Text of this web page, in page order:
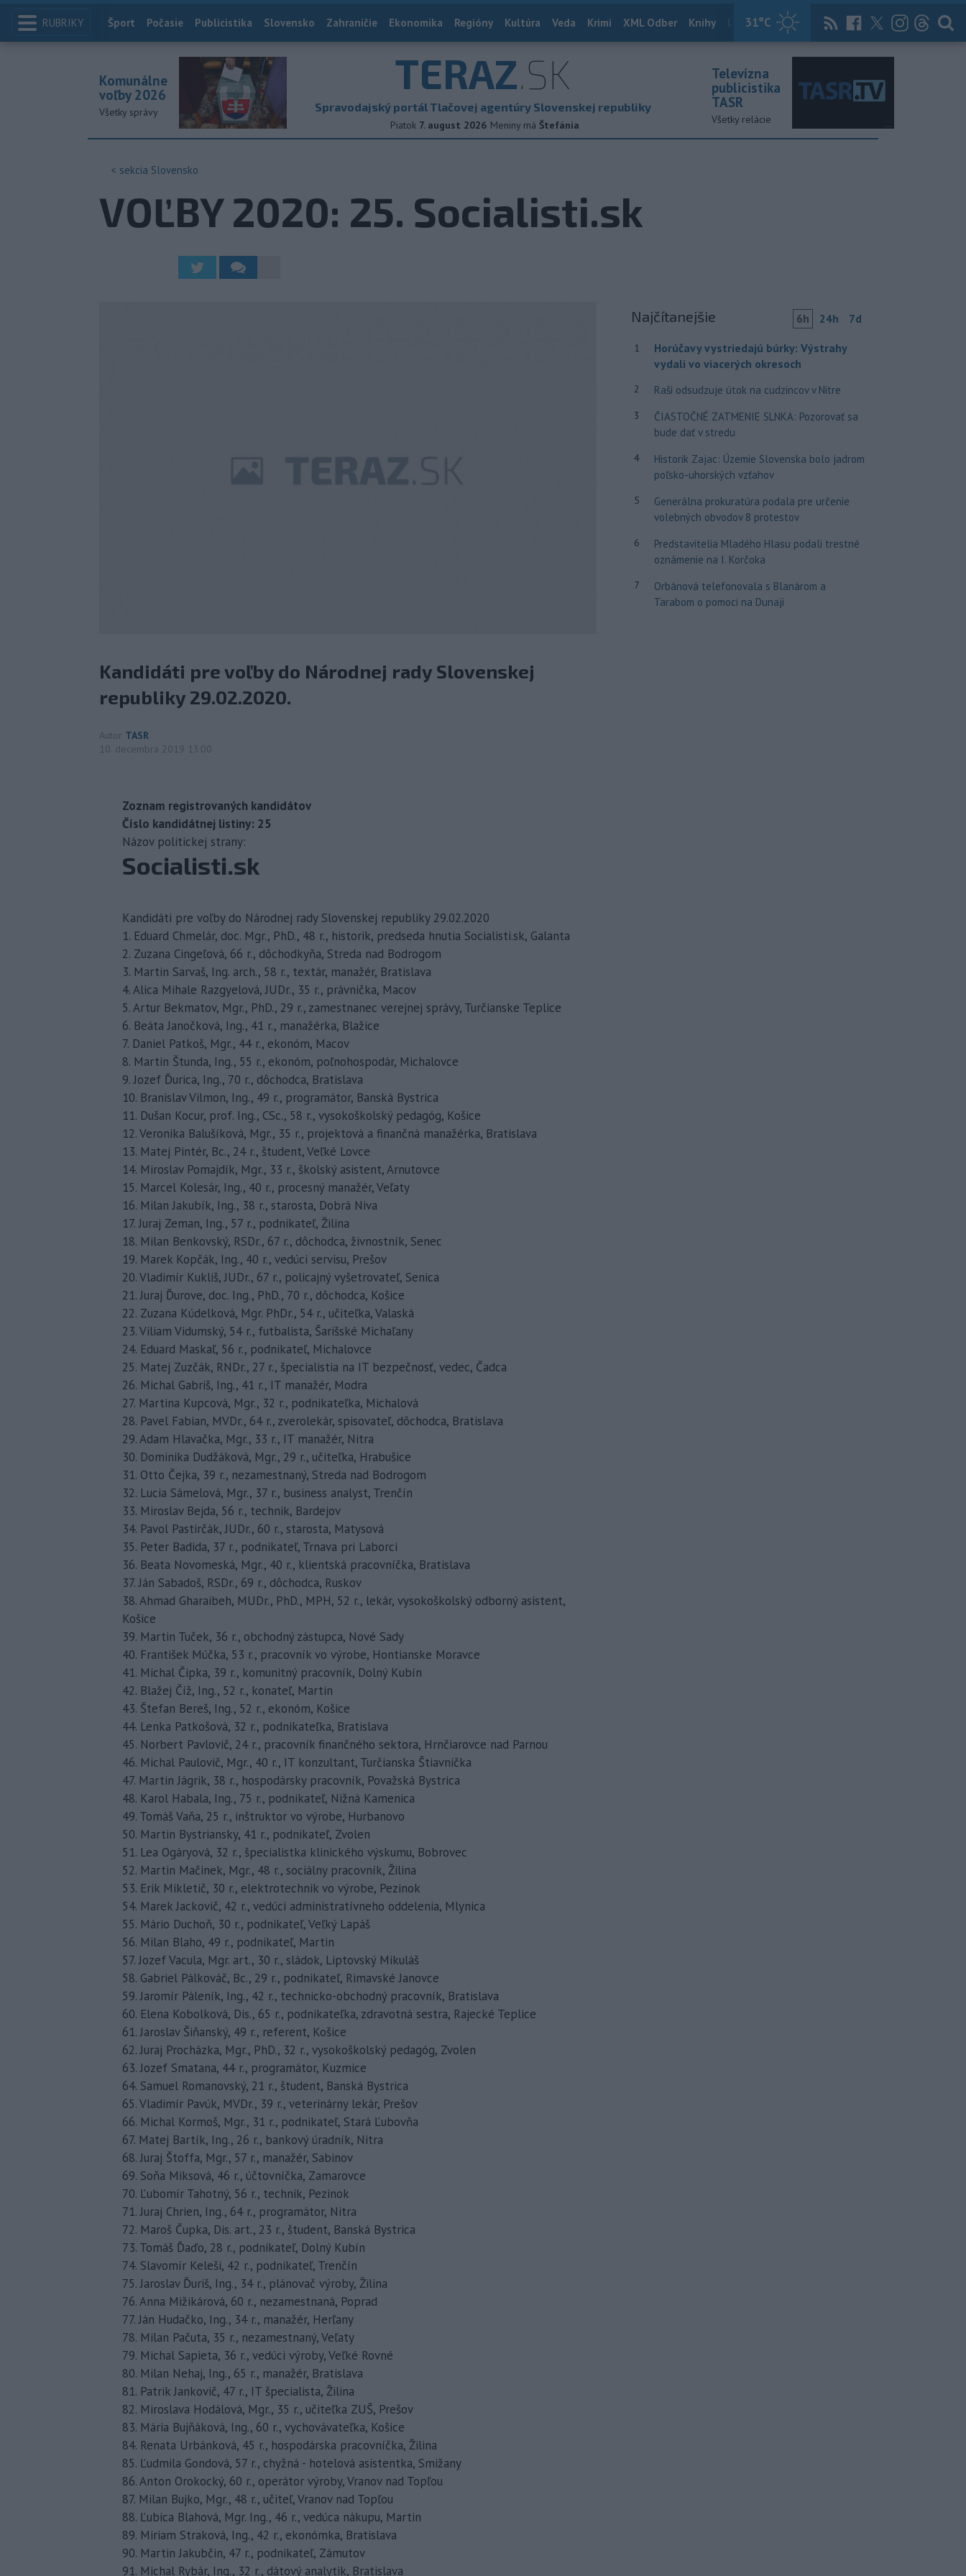
RUBRIKY 31°C
Index
Šport Počasie Publicistika Slovensko Zahraničie Ekonomika Regióny Kultúra Veda Krimi XML Odber Knihy Útulkovo Magazín News Now Archív
TERAZ.SK
Spravodajský portál Tlačovej agentúry Slovenskej republiky
Piatok 7. august 2026 Meniny má Štefánia
Komunálne
voľby 2026
Všetky správy
Televízna
publicistika
TASR
Všetky relácie
< sekcia Slovensko
VOĽBY 2020: 25. Socialisti.sk
Kandidáti pre voľby do Národnej rady Slovenskej
republiky 29.02.2020.
Autor TASR
10. decembra 2019 13:00
Zoznam registrovaných kandidátov
Číslo kandidátnej listiny: 25
Názov politickej strany:
Socialisti.sk
Kandidáti pre voľby do Národnej rady Slovenskej republiky 29.02.2020
1. Eduard Chmelár, doc. Mgr., PhD., 48 r., historik, predseda hnutia Socialisti.sk, Galanta
2. Zuzana Cingeľová, 66 r., dôchodkyňa, Streda nad Bodrogom
3. Martin Sarvaš, Ing. arch., 58 r., textár, manažér, Bratislava
4. Alica Mihale Razgyelová, JUDr., 35 r., právnička, Macov
5. Artur Bekmatov, Mgr., PhD., 29 r., zamestnanec verejnej správy, Turčianske Teplice
6. Beáta Janočková, Ing., 41 r., manažérka, Blažice
7. Daniel Patkoš, Mgr., 44 r., ekonóm, Macov
8. Martin Štunda, Ing., 55 r., ekonóm, poľnohospodár, Michalovce
9. Jozef Ďurica, Ing., 70 r., dôchodca, Bratislava
10. Branislav Vilmon, Ing., 49 r., programátor, Banská Bystrica
11. Dušan Kocur, prof. Ing., CSc., 58 r., vysokoškolský pedagóg, Košice
12. Veronika Balušíková, Mgr., 35 r., projektová a finančná manažérka, Bratislava
13. Matej Pintér, Bc., 24 r., študent, Veľké Lovce
14. Miroslav Pomajdík, Mgr., 33 r., školský asistent, Arnutovce
15. Marcel Kolesár, Ing., 40 r., procesný manažér, Veľaty
16. Milan Jakubík, Ing., 38 r., starosta, Dobrá Niva
17. Juraj Zeman, Ing., 57 r., podnikateľ, Žilina
18. Milan Benkovský, RSDr., 67 r., dôchodca, živnostník, Senec
19. Marek Kopčák, Ing., 40 r., vedúci servisu, Prešov
20. Vladimír Kukliš, JUDr., 67 r., policajný vyšetrovateľ, Senica
21. Juraj Ďurove, doc. Ing., PhD., 70 r., dôchodca, Košice
22. Zuzana Kúdelková, Mgr. PhDr., 54 r., učiteľka, Valaská
23. Viliam Vidumský, 54 r., futbalista, Šarišské Michaľany
24. Eduard Maskaľ, 56 r., podnikateľ, Michalovce
25. Matej Zuzčák, RNDr., 27 r., špecialistia na IT bezpečnosť, vedec, Čadca
26. Michal Gabriš, Ing., 41 r., IT manažér, Modra
27. Martina Kupcová, Mgr., 32 r., podnikateľka, Michalová
28. Pavel Fabian, MVDr., 64 r., zverolekár, spisovateľ, dôchodca, Bratislava
29. Adam Hlavačka, Mgr., 33 r., IT manažér, Nitra
30. Dominika Dudžáková, Mgr., 29 r., učiteľka, Hrabušice
31. Otto Čejka, 39 r., nezamestnaný, Streda nad Bodrogom
32. Lucia Sámelová, Mgr., 37 r., business analyst, Trenčín
33. Miroslav Bejda, 56 r., technik, Bardejov
34. Pavol Pastirčák, JUDr., 60 r., starosta, Matysová
35. Peter Badida, 37 r., podnikateľ, Trnava pri Laborci
36. Beata Novomeská, Mgr., 40 r., klientská pracovníčka, Bratislava
37. Ján Sabadoš, RSDr., 69 r., dôchodca, Ruskov
38. Ahmad Gharaibeh, MUDr., PhD., MPH, 52 r., lekár, vysokoškolský odborný asistent,
Košice
39. Martin Tuček, 36 r., obchodný zástupca, Nové Sady
40. František Múčka, 53 r., pracovník vo výrobe, Hontianske Moravce
41. Michal Čipka, 39 r., komunitný pracovník, Dolný Kubín
42. Blažej Číž, Ing., 52 r., konateľ, Martin
43. Štefan Bereš, Ing., 52 r., ekonóm, Košice
44. Lenka Patkošová, 32 r., podnikateľka, Bratislava
45. Norbert Pavlovič, 24 r., pracovník finančného sektora, Hrnčiarovce nad Parnou
46. Michal Paulovič, Mgr., 40 r., IT konzultant, Turčianska Štiavnička
47. Martin Jágrik, 38 r., hospodársky pracovník, Považská Bystrica
48. Karol Habala, Ing., 75 r., podnikateľ, Nižná Kamenica
49. Tomáš Vaňa, 25 r., inštruktor vo výrobe, Hurbanovo
50. Martin Bystriansky, 41 r., podnikateľ, Zvolen
51. Lea Ogáryová, 32 r., špecialistka klinického výskumu, Bobrovec
52. Martin Mačinek, Mgr., 48 r., sociálny pracovník, Žilina
53. Erik Mikletič, 30 r., elektrotechnik vo výrobe, Pezinok
54. Marek Jackovič, 42 r., vedúci administratívneho oddelenia, Mlynica
55. Mário Duchoň, 30 r., podnikateľ, Veľký Lapáš
56. Milan Blaho, 49 r., podnikateľ, Martin
57. Jozef Vacula, Mgr. art., 30 r., sládok, Liptovský Mikuláš
58. Gabriel Pálkováč, Bc., 29 r., podnikateľ, Rimavské Janovce
59. Jaromír Páleník, Ing., 42 r., technicko-obchodný pracovník, Bratislava
60. Elena Kobolková, Dis., 65 r., podnikateľka, zdravotná sestra, Rajecké Teplice
61. Jaroslav Šiňanský, 49 r., referent, Košice
62. Juraj Procházka, Mgr., PhD., 32 r., vysokoškolský pedagóg, Zvolen
63. Jozef Smatana, 44 r., programátor, Kuzmice
64. Samuel Romanovský, 21 r., študent, Banská Bystrica
65. Vladimír Pavúk, MVDr., 39 r., veterinárny lekár, Prešov
66. Michal Kormoš, Mgr., 31 r., podnikateľ, Stará Ľubovňa
67. Matej Bartík, Ing., 26 r., bankový úradník, Nitra
68. Juraj Štoffa, Mgr., 57 r., manažér, Sabinov
69. Soňa Miksová, 46 r., účtovníčka, Zamarovce
70. Ľubomír Tahotný, 56 r., technik, Pezinok
71. Juraj Chrien, Ing., 64 r., programátor, Nitra
72. Maroš Čupka, Dis. art., 23 r., študent, Banská Bystrica
73. Tomáš Ďaďo, 28 r., podnikateľ, Dolný Kubín
74. Slavomír Keleši, 42 r., podnikateľ, Trenčín
75. Jaroslav Ďuriš, Ing., 34 r., plánovač výroby, Žilina
76. Anna Mižikárová, 60 r., nezamestnaná, Poprad
77. Ján Hudačko, Ing., 34 r., manažér, Herľany
78. Milan Pačuta, 35 r., nezamestnaný, Veľaty
79. Michal Sapieta, 36 r., vedúci výroby, Veľké Rovné
80. Milan Nehaj, Ing., 65 r., manažér, Bratislava
81. Patrik Jankovič, 47 r., IT špecialista, Žilina
82. Miroslava Hodálová, Mgr., 35 r., učiteľka ZUŠ, Prešov
83. Mária Bujňáková, Ing., 60 r., vychovávateľka, Košice
84. Renata Urbánková, 45 r., hospodárska pracovníčka, Žilina
85. Ľudmila Gondová, 57 r., chyžná - hotelová asistentka, Smižany
86. Anton Orokocký, 60 r., operátor výroby, Vranov nad Topľou
87. Milan Bujko, Mgr., 48 r., učiteľ, Vranov nad Topľou
88. Ľubica Blahová, Mgr. Ing., 46 r., vedúca nákupu, Martin
89. Miriam Straková, Ing., 42 r., ekonómka, Bratislava
90. Martin Jakubčin, 47 r., podnikateľ, Zámutov
91. Michal Rybár, Ing., 32 r., dátový analytik, Bratislava
Najčítanejšie 6h 24h 7d
1
Horúčavy vystriedajú búrky: Výstrahy
vydali vo viacerých okresoch
2 Raši odsudzuje útok na cudzincov v Nitre
3
ČIASTOČNÉ ZATMENIE SLNKA: Pozorovať sa
bude dať v stredu
4
Historik Zajac: Územie Slovenska bolo jadrom
poľsko-uhorských vzťahov
5
Generálna prokuratúra podala pre určenie
volebných obvodov 8 protestov
6
Predstavitelia Mladého Hlasu podali trestné
oznámenie na I. Korčoka
7
Orbánová telefonovala s Blanárom a
Tarabom o pomoci na Dunaji